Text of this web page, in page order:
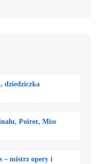
dziedziczka
Poirot, Miss
– mistrz opery i